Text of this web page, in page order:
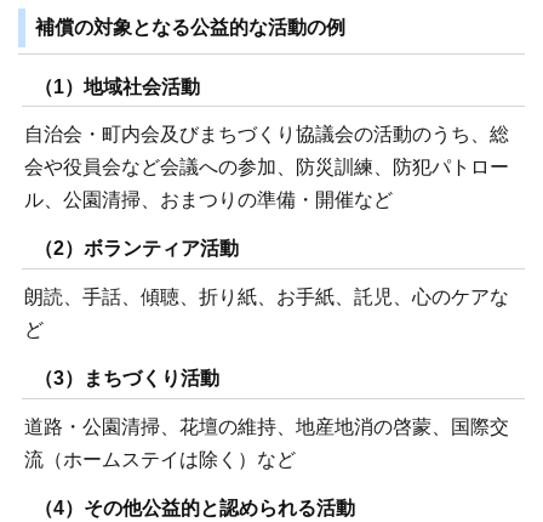
補償の対象となる公益的な活動の例
（1）地域社会活動
自治会・町内会及びまちづくり協議会の活動のうち、総
会や役員会など会議への参加、防災訓練、防犯パトロー
ル、公園清掃、おまつりの準備・開催など
（2）ボランティア活動
朗読、手話、傾聴、折り紙、お手紙、託児、心のケアな
ど
（3）まちづくり活動
道路・公園清掃、花壇の維持、地産地消の啓蒙、国際交
流（ホームステイは除く）など
（4）その他公益的と認められる活動